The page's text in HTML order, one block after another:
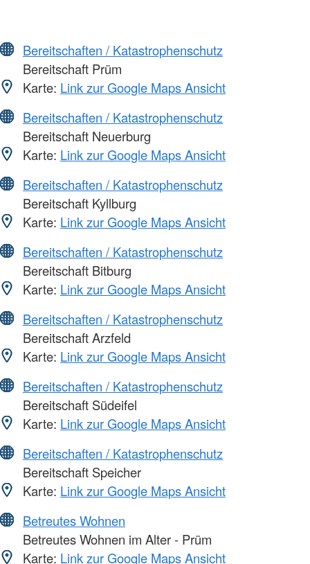
Bereitschaften / Katastrophenschutz
Bereitschaft Prüm
Karte: Link zur Google Maps Ansicht
Bereitschaften / Katastrophenschutz
Bereitschaft Neuerburg
Karte: Link zur Google Maps Ansicht
Bereitschaften / Katastrophenschutz
Bereitschaft Kyllburg
Karte: Link zur Google Maps Ansicht
Bereitschaften / Katastrophenschutz
Bereitschaft Bitburg
Karte: Link zur Google Maps Ansicht
Bereitschaften / Katastrophenschutz
Bereitschaft Arzfeld
Karte: Link zur Google Maps Ansicht
Bereitschaften / Katastrophenschutz
Bereitschaft Südeifel
Karte: Link zur Google Maps Ansicht
Bereitschaften / Katastrophenschutz
Bereitschaft Speicher
Karte: Link zur Google Maps Ansicht
Betreutes Wohnen
Betreutes Wohnen im Alter - Prüm
Karte: Link zur Google Maps Ansicht